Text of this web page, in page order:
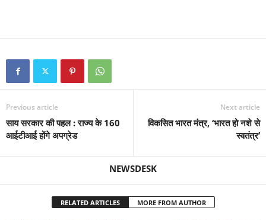
Previous article
साय सरकार की पहल : राज्य के 160
आईटीआई होंगे अपग्रेड
Next article
विकसित भारत मंत्र, ‘भारत हो नशे से
स्वतंत्र’
NEWSDESK
RELATED ARTICLES MORE FROM AUTHOR